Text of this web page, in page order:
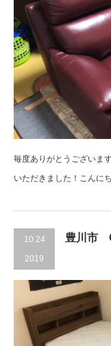
毎度ありがとうござい
いただきました！こんに
10.24
2019
豊川市